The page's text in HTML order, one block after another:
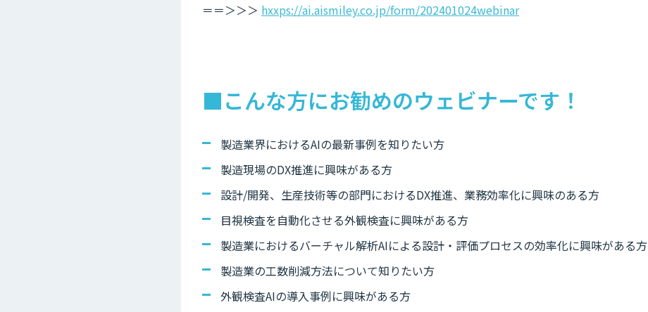
＝＝＞＞＞ hxxps://ai.aismiley.co.jp/form/202401024webinar
■こんな方にお勧めのウェビナーです！
製造業界におけるAIの最新事例を知りたい方
製造現場のDX推進に興味がある方
設計/開発、生産技術等の部門におけるDX推進、業務効率化に興味のある方
目視検査を自動化させる外観検査に興味がある方
製造業におけるバーチャル解析AIによる設計・評価プロセスの効率化に興味がある方
製造業の工数削減方法について知りたい方
外観検査AIの導入事例に興味がある方